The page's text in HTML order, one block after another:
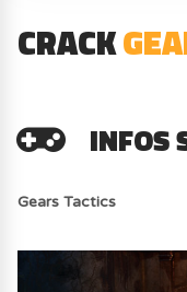
CRACK
INFOS
Gears Tactics